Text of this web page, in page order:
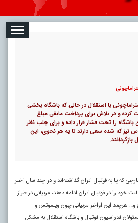
با استقلال در حالی که باشگاه بخشی
کرده و در تلاش برای پرداخت مابقی مبلغ
را تحت فشار قرار داده و برای جلب نظر
نیز که شده سعی دارند تا به هر نحوی، این
که پا به فوتبال ایران گذاشته‌اند و در چند سال اخیر
خود را در فوتبال ایران ادامه دهند، مربیانی در طراز
و… هرچند این اواخر مربیانی چون ویلموتس و
فدراسیون فوتبال و باشگاه استقلال به مشکل